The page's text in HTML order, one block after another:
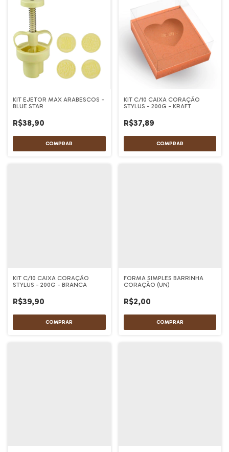
KIT EJETOR MAX ARABESCOS -
BLUE STAR
R$38,90
KIT C/10 CAIXA CORAÇÃO
STYLUS - 200G - KRAFT
R$37,89
KIT C/10 CAIXA CORAÇÃO
STYLUS - 200G - BRANCA
R$39,90
FORMA SIMPLES BARRINHA
CORAÇÃO (UN)
R$2,00